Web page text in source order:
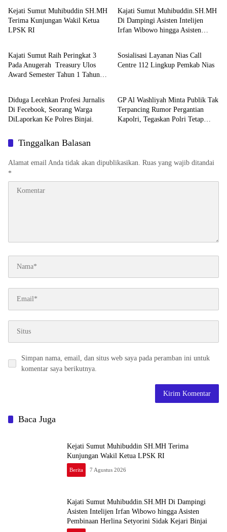
Kejati Sumut Muhibuddin SH.MH
Terima Kunjungan Wakil Ketua
LPSK RI
Kajati Sumut Muhibuddin.SH.MH
Di Dampingi Asisten Intelijen
Irfan Wibowo hingga Asisten
Berita
Kajati Sumut Raih Peringkat 3
Pada Anugerah Treasury Ulos
Award Semester Tahun 1 Tahun
Berita
Sosialisasi Layanan Nias Call
Centre 112 Lingkup Pemkab Nias
Berita
Diduga Lecehkan Profesi Jurnalis
Di Fecebook, Seorang Warga
DiLaporkan Ke Polres Binjai.
GP Al Washliyah Minta Publik Tak
Terpancing Rumor Pergantian
Kapolri, Tegaskan Polri Tetap
Tinggalkan Balasan
Alamat email Anda tidak akan dipublikasikan. Ruas yang wajib ditandai
*
Simpan nama, email, dan situs web saya pada peramban ini untuk
komentar saya berikutnya.
Baca Juga
Kejati Sumut Muhibuddin SH.MH Terima
Kunjungan Wakil Ketua LPSK RI
Berita 7 Agustus 2026
Kajati Sumut Muhibuddin.SH.MH Di Dampingi
Asisten Intelijen Irfan Wibowo hingga Asisten
Pembinaan Herlina Setyorini Sidak Kejari Binjai